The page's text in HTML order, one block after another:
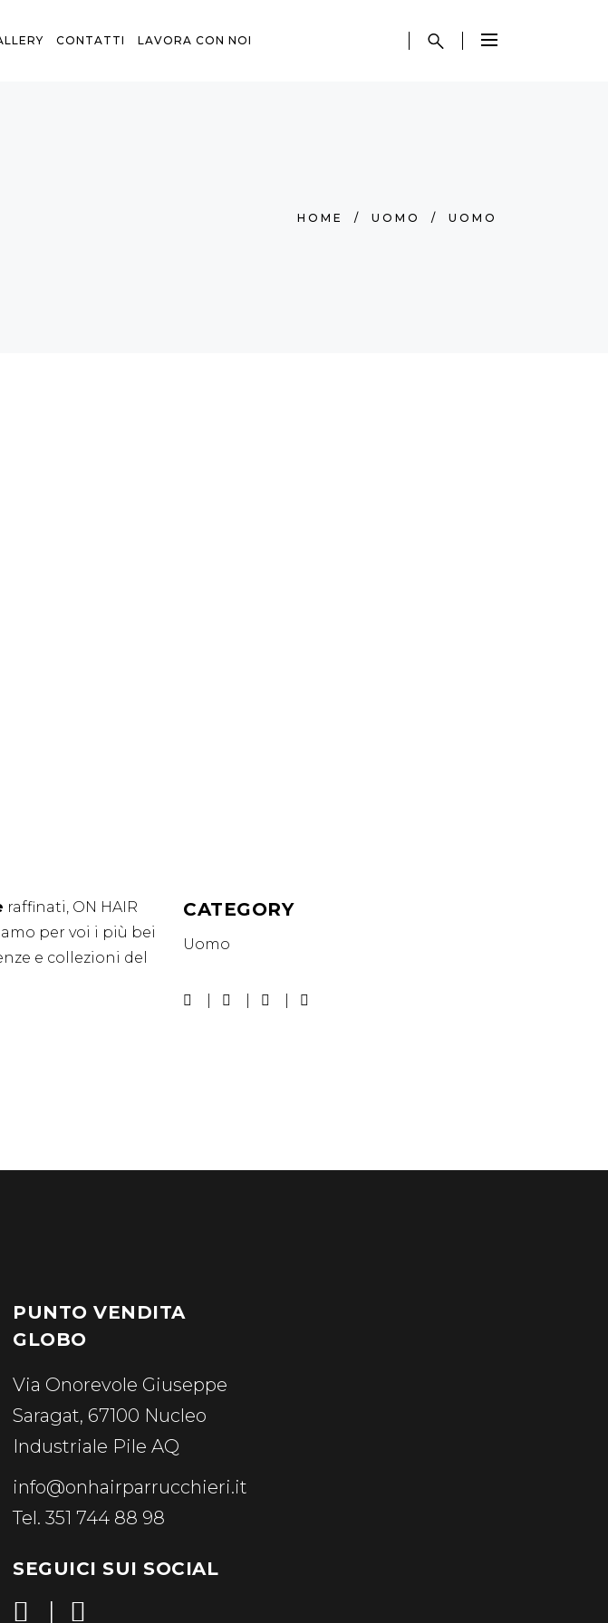
CONTATTI LAVORA CON NOI
HOME / UOMO / UOMO
raffinati, ON HAIR
per voi i più bei
e collezioni del
CATEGORY
Uomo
PUNTO VENDITA
GLOBO
Via Onorevole Giuseppe
Saragat, 67100 Nucleo
Industriale Pile AQ
info@onhairparrucchieri.it
Tel. 351 744 88 98
SEGUICI SUI SOCIAL